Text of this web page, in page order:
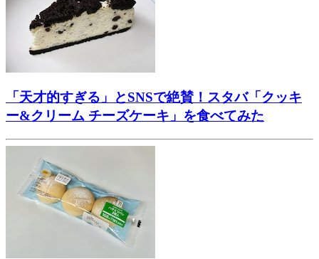
「天才的すぎる」とSNSで絶賛！スタバ「クッキ
ー&クリーム チーズケーキ」を食べてみた